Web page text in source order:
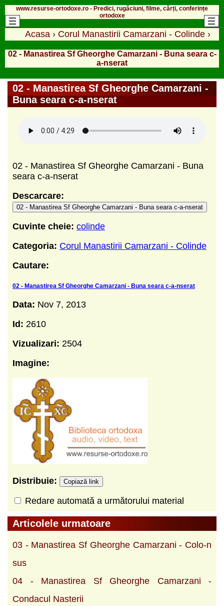
www.resurse-ortodoxe.ro - Predici, rugăciuni, filme, cărți, conferințe
ortodoxe
Acasa › Corul Manastirii Camarzani - Colinde ›
02 - Manastirea Sf Gheorghe Camarzani - Buna seara c-
a-nserat
02 - Manastirea Sf Gheorghe Camarzani -
Buna seara c-a-nserat
02 - Manastirea Sf Gheorghe Camarzani - Buna
seara c-a-nserat
Descarcare:
02 - Manastirea Sf Gheorghe Camarzani - Buna seara c-a-nserat
Cuvinte cheie: colinde
Categoria: Corul Manastirii Camarzani - Colinde
Cautare:
02 - Manastirea Sf Gheorghe Camarzani - Buna seara c-a-nserat
Data: Nov 7, 2013
Id: 2610
Vizualizari: 2504
Imagine:
Distribuie: Copiază link
Redare automată a următorului material
Articolele urmatoare
03 - Manastirea Sf Gheorghe Camarzani - Colo-n
sus
04 - Manastirea Sf Gheorghe Camarzani -
Condacul Nasterii